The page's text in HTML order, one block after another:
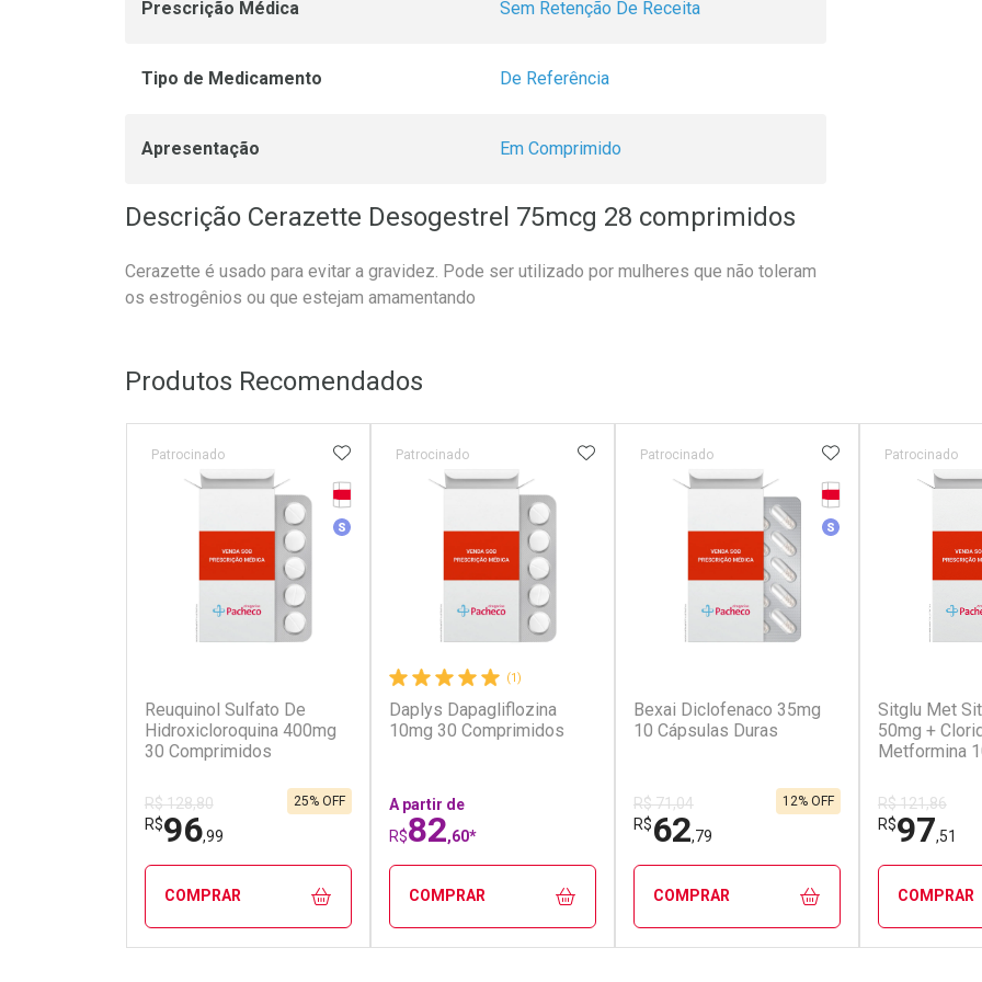
Prescrição Médica Sem Retenção De Receita
Tipo de Medicamento De Referência
Apresentação Em Comprimido
Descrição Cerazette Desogestrel 75mcg 28 comprimidos
Cerazette é usado para evitar a gravidez. Pode ser utilizado por mulheres que não toleram
os estrogênios ou que estejam amamentando
Produtos Recomendados
Reuquinol Sulfato De
Hidroxicloroquina 400mg
30 Comprimidos
Tarja Vermelha
Medicamento Similar
Patrocinado
R$ 128,80
R$96,99
25% OFF
ADICIONAR AOS FAVORITOS
COMPRAR
(1)
Daplys Dapagliflozina
10mg 30 Comprimidos
Patrocinado
A partir de
R$82,60*
ADICIONAR AOS FAVORITOS
COMPRAR
Bexai Diclofenaco 35mg
10 Cápsulas Duras
Tarja Vermelha
Medicamento Similar
Patrocinado
R$ 71,04
R$62,79
12% OFF
ADICIONAR AOS
COMPRAR
Sitglu Met
50mg +
Metformina
Patrocinado
R$ 121,86
R$97,51
COMPRAR